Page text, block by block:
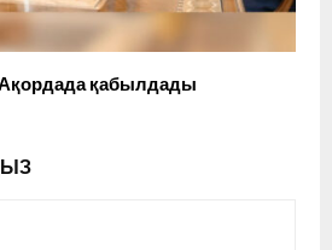
Ақордада қабылдады